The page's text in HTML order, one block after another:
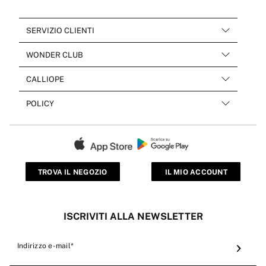
SERVIZIO CLIENTI
WONDER CLUB
CALLIOPE
POLICY
TROVA IL NEGOZIO IL MIO ACCOUNT
ISCRIVITI ALLA NEWSLETTER
Indirizzo e-mail*